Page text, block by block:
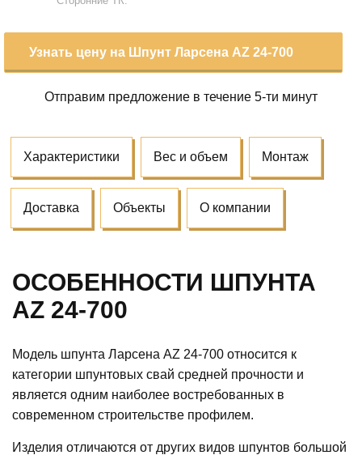
Узнать цену на Шпунт Ларсена AZ 24-700
Отправим предложение в течение 5-ти минут
Характеристики Вес и объем Монтаж
Доставка Объекты О компании
ОСОБЕННОСТИ ШПУНТА
AZ 24-700
Модель шпунта Ларсена AZ 24-700 относится к
категории шпунтовых свай средней прочности и
является одним наиболее востребованных в
современном строительстве профилем.
Изделия отличаются от других видов шпунтов большой